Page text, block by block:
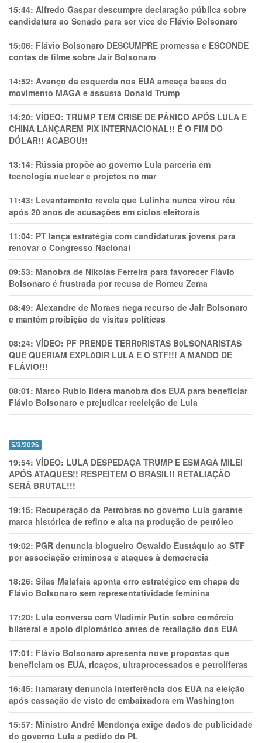
15:44: Alfredo Gaspar descumpre declaração pública sobre
candidatura ao Senado para ser vice de Flávio Bolsonaro
15:06: Flávio Bolsonaro DESCUMPRE promessa e ESCONDE
contas de filme sobre Jair Bolsonaro
14:52: Avanço da esquerda nos EUA ameaça bases do
movimento MAGA e assusta Donald Trump
14:20: VÍDEO: TRUMP TEM CRlSE DE PÂNlCO APÓS LULA E
CHINA LANÇAREM PIX INTERNACIONAL!! É O FIM DO
DÓLAR!! ACABOU!!
13:14: Rússia propõe ao governo Lula parceria em
tecnologia nuclear e projetos no mar
11:43: Levantamento revela que Lulinha nunca virou réu
após 20 anos de acusações em ciclos eleitorais
11:04: PT lança estratégia com candidaturas jovens para
renovar o Congresso Nacional
09:53: Manobra de Nikolas Ferreira para favorecer Flávio
Bolsonaro é frustrada por recusa de Romeu Zema
08:49: Alexandre de Moraes nega recurso de Jair Bolsonaro
e mantém proibição de visitas políticas
08:24: VÍDEO: PF PRENDE TERR0RlSTAS B0LSONARlSTAS
QUE QUERIAM EXPL0DlR LULA E O STF!!! A MANDO DE
FLÁVIO!!!
08:01: Marco Rubio lidera manobra dos EUA para beneficiar
Flávio Bolsonaro e prejudicar reeleição de Lula
5/8/2026
19:54: VÍDEO: LULA DESPEDAÇA TRUMP E ESMAGA MILEI
APÓS ATAQUES!! RESPEITEM O BRASIL!! RETALIAÇÃO
SERÁ BRUTAL!!!
19:15: Recuperação da Petrobras no governo Lula garante
marca histórica de refino e alta na produção de petróleo
19:02: PGR denuncia blogueiro Oswaldo Eustáquio ao STF
por associação criminosa e ataques à democracia
18:26: Silas Malafaia aponta erro estratégico em chapa de
Flávio Bolsonaro sem representatividade feminina
17:20: Lula conversa com Vladimir Putin sobre comércio
bilateral e apoio diplomático antes de retaliação dos EUA
17:01: Flávio Bolsonaro apresenta nove propostas que
beneficiam os EUA, ricaços, ultraprocessados e petrolíferas
16:45: Itamaraty denuncia interferência dos EUA na eleição
após cassação de visto de embaixadora em Washington
15:57: Ministro André Mendonça exige dados de publicidade
do governo Lula a pedido do PL